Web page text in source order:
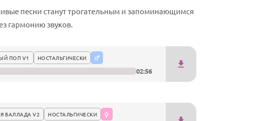
песни станут трогательным и запоминающимся
гармонию звуков.
ПОП V1 НОСТАЛЬГИЧЕСКИ
02:56
БАЛЛАДА V2 НОСТАЛЬГИЧЕСКИ